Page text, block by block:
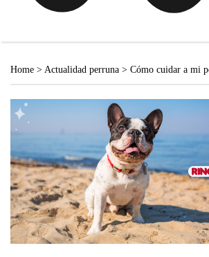
Home > Actualidad perruna > Cómo cuidar a mi